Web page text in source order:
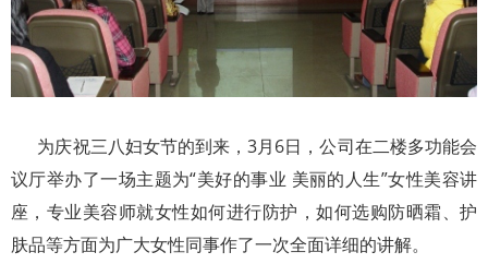
为庆祝三八妇女节的到来，3月6日，公司在二楼多功能会
议厅举办了一场主题为“美好的事业 美丽的人生”女性美容讲
座，专业美容师就女性如何进行防护，如何选购防晒霜、护
肤品等方面为广大女性同事作了一次全面详细的讲解。